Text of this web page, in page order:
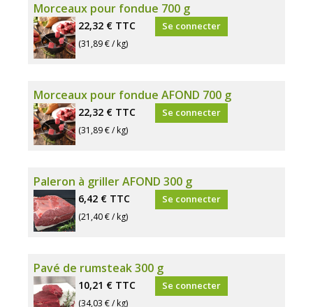
Morceaux pour fondue 700 g
22,32 € TTC
(31,89 € / kg)
Se connecter
Morceaux pour fondue AFOND 700 g
22,32 € TTC
(31,89 € / kg)
Se connecter
Paleron à griller AFOND 300 g
6,42 € TTC
(21,40 € / kg)
Se connecter
Pavé de rumsteak 300 g
10,21 € TTC
(34,03 € / kg)
Se connecter